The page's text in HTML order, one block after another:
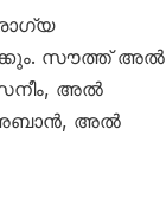
സൗത്ത് അൽ
അൽ
അൽ